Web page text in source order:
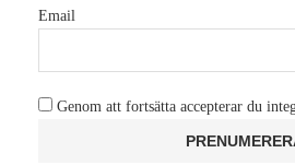
Email
Genom att fortsätta accepterar du